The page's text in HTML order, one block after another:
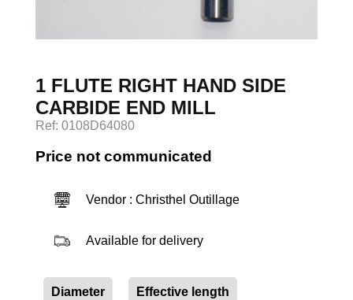
1 FLUTE RIGHT HAND SIDE
CARBIDE END MILL
Ref: 0108D64080
Price not communicated
Vendor : Christhel Outillage
Available for delivery
Diameter
Effective length